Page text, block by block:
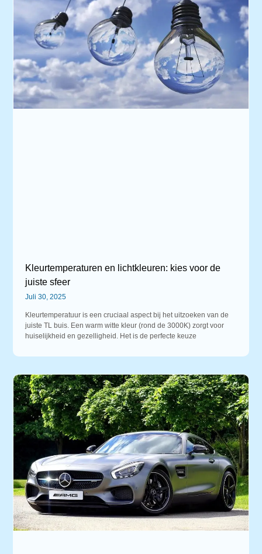
Kleurtemperaturen en lichtkleuren: kies voor de
juiste sfeer
Juli 30, 2025
Kleurtemperatuur is een cruciaal aspect bij het uitzoeken van de
juiste TL buis. Een warm witte kleur (rond de 3000K) zorgt voor
huiselijkheid en gezelligheid. Het is de perfecte keuze